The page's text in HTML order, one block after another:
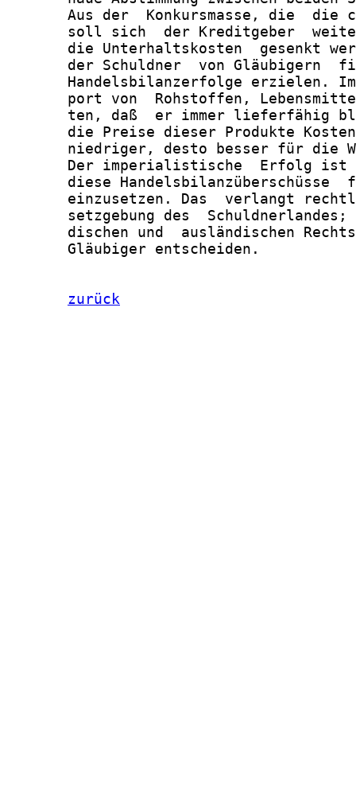
Aus der  Konkursmasse, die  die
soll sich  der Kreditgeber
die Unterhaltskosten  gesenkt
der Schuldner  von Gläubigern
Handelsbilanzerfolge erzielen.
port von  Rohstoffen,
ten, daß  er immer lieferfähig
die Preise dieser Produkte
niedriger, desto besser für die
Der imperialistische  Erfolg
diese Handelsbilanzüberschüsse
einzusetzen. Das  verlangt
setzgebung des
dischen und  ausländischen
       Gläubiger entscheiden.
zurück